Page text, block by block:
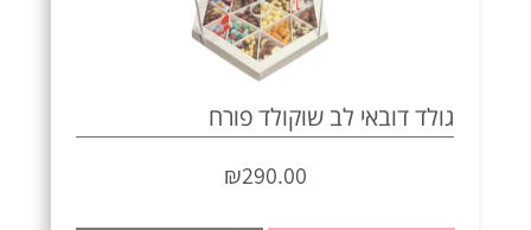
גולד דובאי לב שוקולד פורח
₪290.00